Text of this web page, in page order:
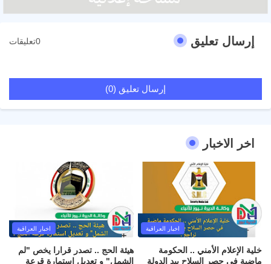
إرسال تعليق 0تعليقات
إرسال تعليق (0)
اخر الاخبار
اخبار العراقية
خلية الإعلام الأمني .. الحكومة
ماضية في حصر السلاح بيد الدولة
اخبار العراقية
هيئة الحج .. تصدر قرارا يخص "لم
الشمل" و تعديل استمارة قرعة